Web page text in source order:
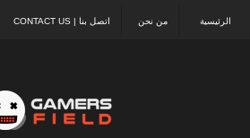
اتصل بنا | CONTACT US من نحن الرئيسية